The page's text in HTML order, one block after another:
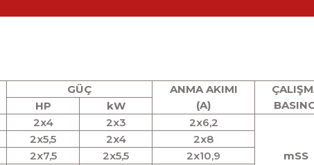
GÜÇ
ANMA AKIMI
(A)
HP
kW
2x4 2x3 2x6,2
mSS
2x5,5 2x4 2x8
2x7,5 2x5,5 2x10,9